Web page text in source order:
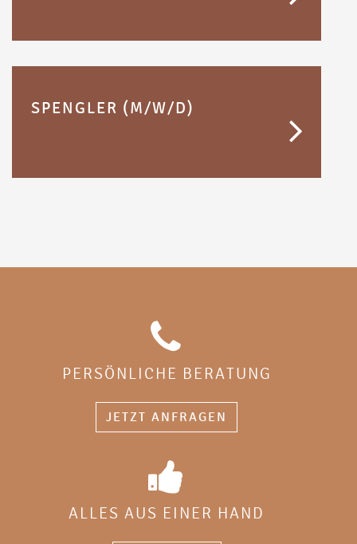
SPENGLER (M/W/D)
PERSÖNLICHE BERATUNG
JETZT ANFRAGEN
ALLES AUS EINER HAND